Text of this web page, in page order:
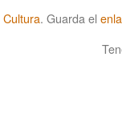
Cultura. Guarda el